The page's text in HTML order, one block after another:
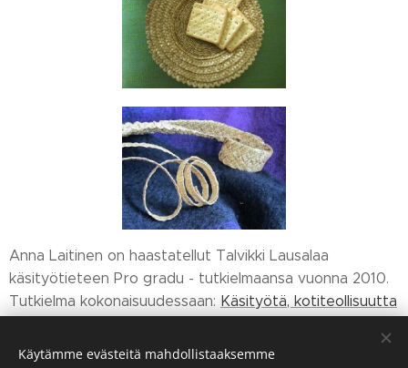
Anna Laitinen on haastatellut Talvikki Lausalaa
käsityötieteen Pro gradu - tutkielmaansa vuonna 2010.
Tutkielma kokonaisuudessaan: Käsityötä, kotiteollisuutta
Käytämme evästeitä mahdollistaaksemme